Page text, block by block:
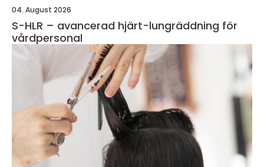
04. August 2026
S-HLR – avancerad hjärt-lungräddning för
vårdpersonal